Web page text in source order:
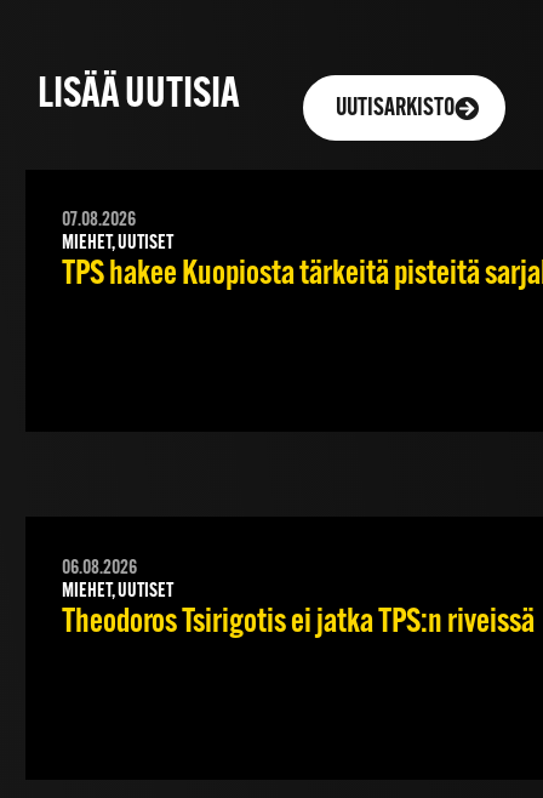
LISÄÄ UUTISIA UUTISARKISTO
07.08.2026
MIEHET, UUTISET
TPS hakee Kuopiosta tärkeitä pisteitä
06.08.2026
MIEHET, UUTISET
Theodoros Tsirigotis ei jatka TPS:n riveissä